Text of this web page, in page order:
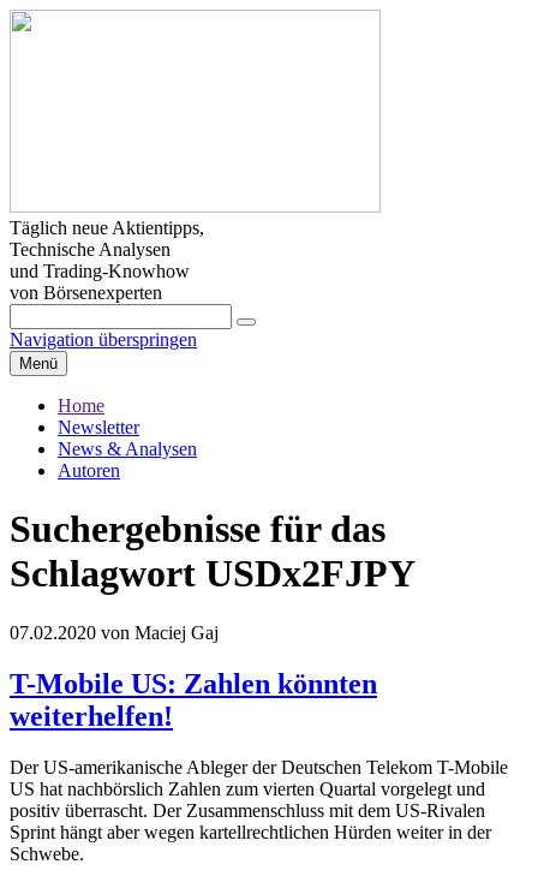
Täglich neue Aktientipps,
Technische Analysen
und Trading-Knowhow
von Börsenexperten
Navigation überspringen
Menü
Home
Newsletter
News & Analysen
Autoren
Suchergebnisse für das
Schlagwort USDx2FJPY
07.02.2020 von Maciej Gaj
T-Mobile US: Zahlen könnten
weiterhelfen!
Der US-amerikanische Ableger der Deutschen Telekom T-Mobile
US hat nachbörslich Zahlen zum vierten Quartal vorgelegt und
positiv überrascht. Der Zusammenschluss mit dem US-Rivalen
Sprint hängt aber wegen kartellrechtlichen Hürden weiter in der
Schwebe.